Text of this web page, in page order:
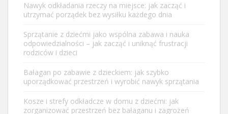
Nawyk odkładania rzeczy na miejsce: jak zacząć i
utrzymać porządek bez wysiłku każdego dnia
Sprzątanie z dziećmi jako wspólna zabawa i nauka
odpowiedzialności – jak zacząć i uniknąć frustracji
rodziców i dzieci
Bałagan po zabawie z dzieckiem: jak szybko
uporządkować przestrzeń i wyrobić nawyk sprzątania
Kosze i strefy odkładcze w domu z dziećmi: jak
zorganizować przestrzeń bez bałaganu i zagrożeń